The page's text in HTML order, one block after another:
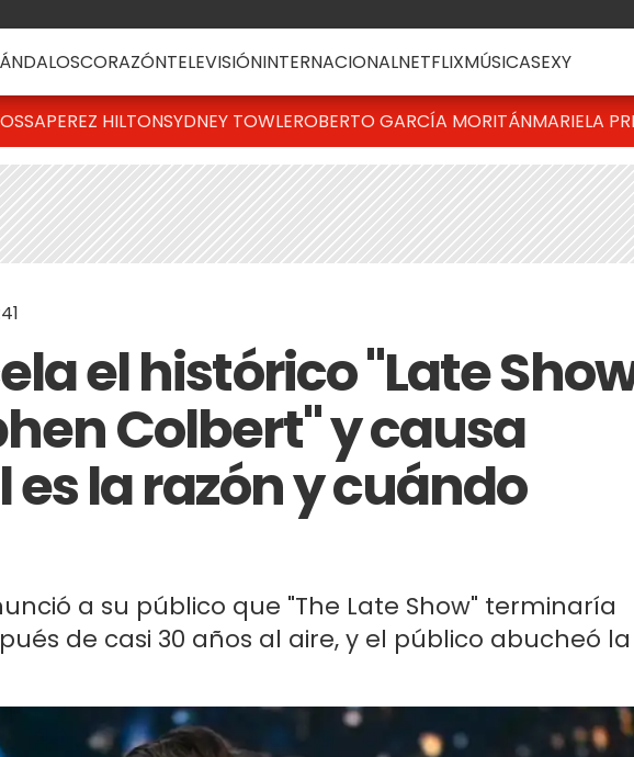
CORAZÓNTELEVISIÓNINTERNACIONALNETFLIXMÚSICASEXY
PEREZ HILTONSYDNEY TOWLEROBERTO GARCÍA MORITÁNMARIELA
el histórico "Late
Colbert" y causa
la razón y cuándo
a su público que "The Late Show" terminaría
de casi 30 años al aire, y el público abucheó la